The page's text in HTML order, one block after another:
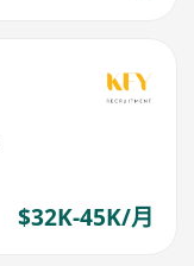
$32K-45K/月